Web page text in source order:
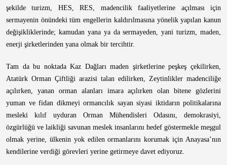
şekilde turizm, HES, RES, madencilik faaliyetlerine açılması için
sermayenin önündeki tüm engellerin kaldırılmasına yönelik yapılan kanun
değişikliklerinde; kamudan yana ya da sermayeden, yani turizm, maden,
enerji şirketlerinden yana olmak bir tercihtir.
Tam da bu noktada Kaz Dağları maden şirketlerine peşkeş çekilirken,
Atatürk Orman Çiftliği arazisi talan edilirken, Zeytinlikler madenciliğe
açılırken, yanan orman alanları imara açılırken olan bitene gözlerini
yuman ve fidan dikmeyi ormancılık sayan siyasi iktidarın politikalarına
mesleki kılıf uyduran Orman Mühendisleri Odasını, demokrasiyi,
özgürlüğü ve laikliği savunan meslek insanlarını hedef göstermekle meşgul
olmak yerine, ülkenin yok edilen ormanlarını korumak için Anayasa’nın
kendilerine verdiği görevleri yerine getirmeye davet ediyoruz.